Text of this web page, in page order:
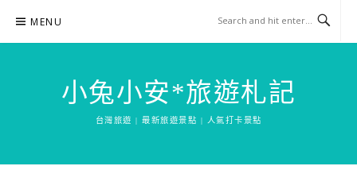
content
MENU
小兔小安*旅遊札記
台灣旅遊 | 最新旅遊景點 | 人氣打卡景點